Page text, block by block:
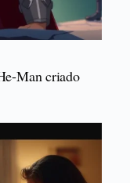
Man criado